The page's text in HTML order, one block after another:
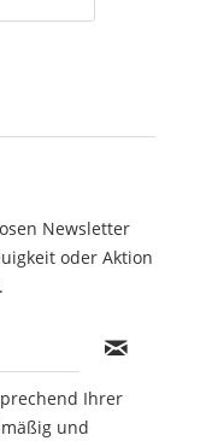
Newsletter
oder Aktion
Ihrer
und